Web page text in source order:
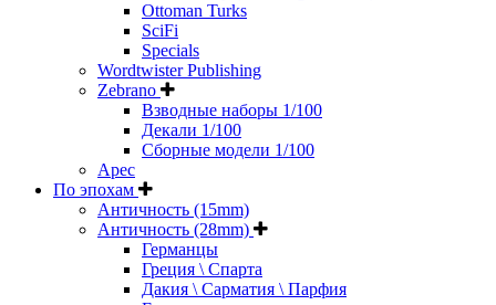
Ottoman Turks
SciFi
Specials
Wordtwister Publishing
Zebrano
Взводные наборы 1/100
Декали 1/100
Сборные модели 1/100
Арес
По эпохам
Античность (15mm)
Античность (28mm)
Германцы
Греция \ Спарта
Дакия \ Сарматия \ Парфия